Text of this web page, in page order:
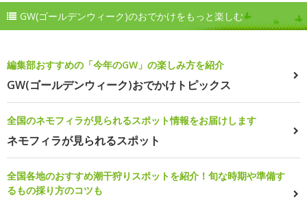
GW(ゴールデンウィーク)のおでかけをもっと楽しむ
編集部おすすめの「今年のGW」の楽しみ方を紹介
GW(ゴールデンウィーク)おでかけトピックス
全国のネモフィラが見られるスポット情報をお届けします
ネモフィラが見られるスポット
全国各地のおすすめ潮干狩りスポットを紹介！旬な時期や準備す
るもの採り方のコツも